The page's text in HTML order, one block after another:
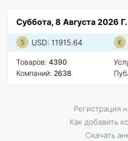
Суббота, 8 Августа 2026 Г.
USD: 11915.64
Товаров: 4390
Компаний: 2638
Регистрация
Как добавить
Скачать